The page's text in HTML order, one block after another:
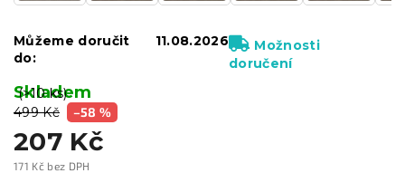
499 Kč –58 %
207 Kč
171 Kč bez DPH
Skladem
(>10 ks)
Můžeme doručit
do:
11.08.2026
Možnosti
doručení